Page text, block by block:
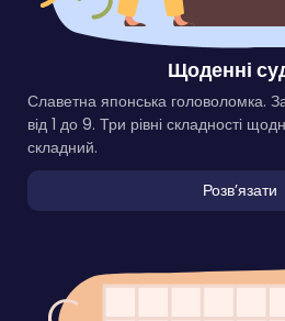
Щоденні
Славетна японська головоломка.
від 1 до 9. Три рівні складності
складний.
Розвʼязати